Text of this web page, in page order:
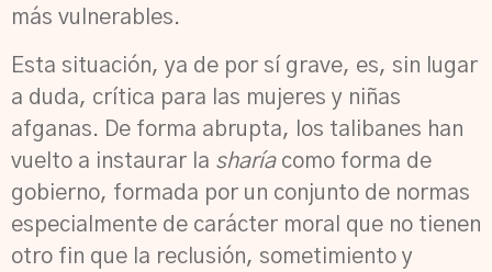
más vulnerables.
Esta situación, ya de por sí grave, es, sin lugar
a duda, crítica para las mujeres y niñas
afganas. De forma abrupta, los talibanes han
vuelto a instaurar la sharía como forma de
gobierno, formada por un conjunto de normas
especialmente de carácter moral que no tienen
otro fin que la reclusión, sometimiento y